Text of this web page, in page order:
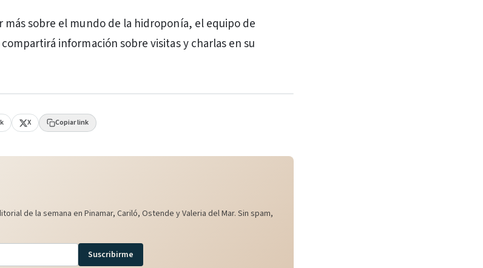
más sobre el mundo de la hidroponía, el equipo de
información sobre visitas y charlas en su
X Copiar link
de la semana en Pinamar, Cariló, Ostende y Valeria del Mar. Sin spam,
Suscribirme